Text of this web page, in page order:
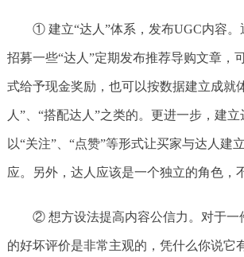
① 建立“达人”体系，发布UGC内容。
招募一些“达人”定期发布推荐导购文章，
式给予现金奖励，也可以按数据建立成就
人”、“搭配达人”之类的。更进一步，建立
以“关注”、“点赞”等形式让买家与达人建
应。另外，达人应该是一个独立的角色，
② 想方设法提高内容公信力。对于一
的好坏评价是非常主观的，凭什么你说它